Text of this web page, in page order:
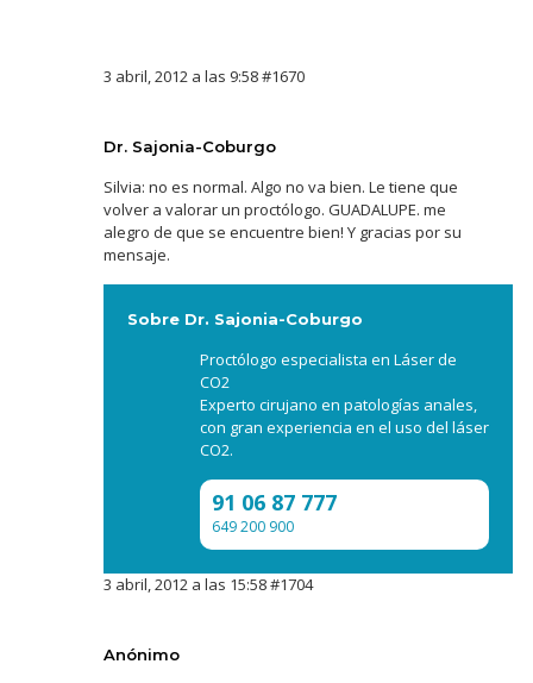
3 abril, 2012 a las 9:58#1670
Dr. Sajonia-Coburgo
Silvia: no es normal. Algo no va bien. Le tiene que
volver a valorar un proctólogo. GUADALUPE. me
alegro de que se encuentre bien! Y gracias por su
mensaje.
Sobre Dr. Sajonia-Coburgo
Proctólogo especialista en Láser de
CO2
Experto cirujano en patologías anales,
con gran experiencia en el uso del láser
CO2.
91 06 87 777
649 200 900
3 abril, 2012 a las 15:58#1704
Anónimo